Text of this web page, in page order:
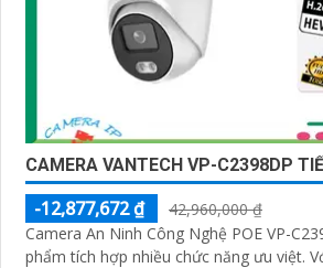
CAMERA VANTECH VP-C2398DP
-12,877,672 ₫
42,960,000 ₫
Camera An Ninh Công Nghệ POE VP-
phẩm tích hợp nhiều chức năng ưu việt. Với công nghệ AI,